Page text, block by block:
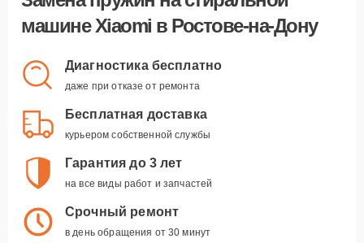
машине Xiaomi в Ростове-на-Дону
Диагностика бесплатно
даже при отказе от ремонта
Бесплатная доставка
курьером собственной службы
Гарантия до 3 лет
на все виды работ и запчастей
Срочный ремонт
в день обращения от 30 минут